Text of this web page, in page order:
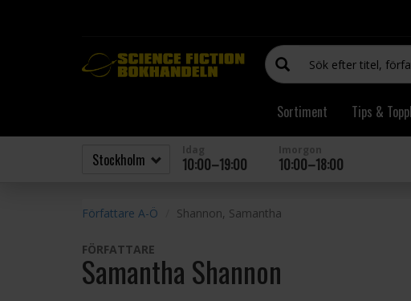
Sortiment Tips &
10:00–19:00 10:00–18:00
Författare A-Ö Shannon, Samantha
FÖRFATTARE
Samantha Shannon